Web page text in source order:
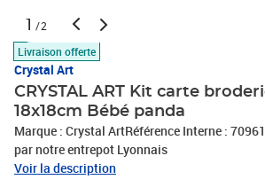
1 /2
Livraison offerte
Crystal Art
CRYSTAL ART Kit carte
18x18cm Bébé panda
Marque : Crystal ArtRéférence Interne :
par notre entrepot Lyonnais
Voir la description